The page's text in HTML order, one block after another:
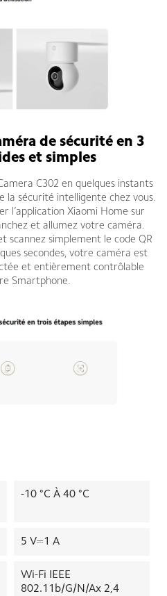
de sécurité en 3
et simples
C302 en quelques instants
sécurité intelligente chez vous.
l’application Xiaomi Home sur
et allumez votre caméra.
scannez simplement le code QR
secondes, votre caméra est
et entièrement contrôlable
Smartphone.
-10 °C À 40 °C
5 V⎓1 A
Wi-Fi IEEE
802.11b/g/n/ax 2,4